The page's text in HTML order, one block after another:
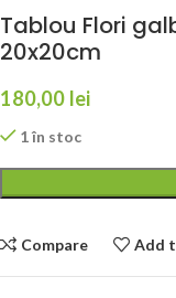
Tablou Flori
20x20cm
180,00 lei
1 în stoc
Compare Add